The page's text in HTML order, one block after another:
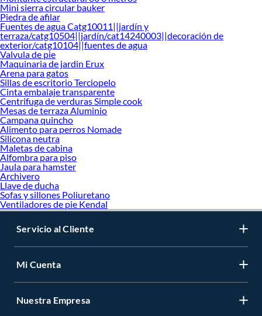
Mini sierra circular bauker
Piedra de afilar
Fuentes de agua Catg10011||jardín y
terraza/catg10504||jardín/cat14240003||decoración de
exterior/catg10104||fuentes de agua
Valvula de pie
Maquinaria de jardin Erux
Arena para gatos
Sillas de escritorio Terciopelo
Cinta embalaje transparente
Centrifuga de verduras Simple cook
Mesas de terraza Aluminio
Campana quincho
Alimento para perros Nomade
Silicona neutra
Maletas de cabina
Alfombra para piso
Jaula para hamster
Archivero
Llave de ducha
Sofas y sillones Poliuretano
Ventiladores de pie Kendal
Servicio al Cliente
Mi Cuenta
Nuestra Empresa